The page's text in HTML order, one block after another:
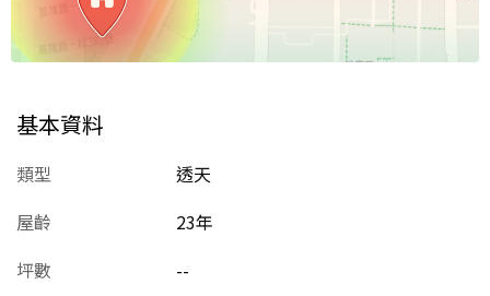
基本資料
類型
透天
屋齡
23年
坪數
--